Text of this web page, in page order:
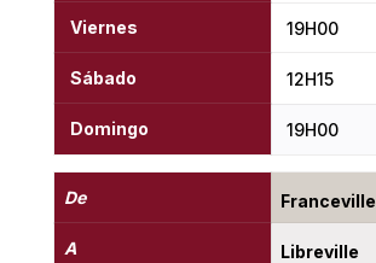
Viernes
Sábado
Domingo
19H00
12H15
19H00
De
A
Franceville
Libreville